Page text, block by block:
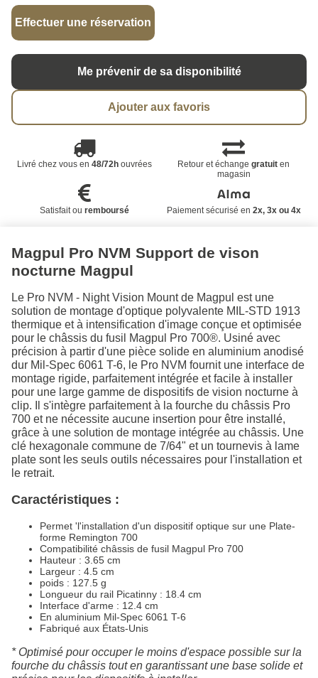
Effectuer une réservation
Me prévenir de sa disponibilité
Ajouter aux favoris
Livré chez vous en 48/72houvrées Retour et échangegratuit en
magasin
Satisfait ou remboursé Paiement sécurisé en 2x, 3x ou 4x
Magpul Pro NVM Support de vison
nocturne Magpul
Le Pro NVM - Night Vision Mount de Magpul est une
solution de montage d'optique polyvalente MIL-STD 1913
thermique et à intensification d'image conçue et optimisée
pour le châssis du fusil Magpul Pro 700®. Usiné avec
précision à partir d'une pièce solide en aluminium anodisé
dur Mil-Spec 6061 T-6, le Pro NVM fournit une interface de
montage rigide, parfaitement intégrée et facile à installer
pour une large gamme de dispositifs de vision nocturne à
clip. Il s'intègre parfaitement à la fourche du châssis Pro
700 et ne nécessite aucune insertion pour être installé,
grâce à une solution de montage intégrée au châssis. Une
clé hexagonale commune de 7/64" et un tournevis à lame
plate sont les seuls outils nécessaires pour l'installation et
le retrait.
Caractéristiques :
Permet 'l'installation d'un dispositif optique sur une Plate-
forme Remington 700
Compatibilité châssis de fusil Magpul Pro 700
Hauteur : 3.65 cm
Largeur : 4.5 cm
poids : 127.5 g
Longueur du rail Picatinny : 18.4 cm
Interface d'arme : 12.4 cm
En aluminium Mil-Spec 6061 T-6
Fabriqué aux États-Unis
* Optimisé pour occuper le moins d'espace possible sur la
fourche du châssis tout en garantissant une base solide et